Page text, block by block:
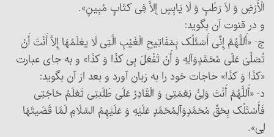
الْأَرْضِ وَ لاَ رَطْبٍ وَ لَا یَابِسٍ إِلاَّ فِی کتَابٍ مُبِینٍ».
و در قنوت آن بگوید:
ج- «أَللَّهُمَّ إِنِّی أَسْئَلُک بِمَفَاتِیحِ الْغَیْبِ الَّتِی لَا یعْلَمُهَا إِلاَّ أَنْتَ أَنْ
تُصَلِّیَ عَلَی مُحَمَّدٍوَآلِهِ وَ أَنْ تَفْعَلَ بِی کذَا وَ کذَا» و به ‌جای عبارت
«کذَا وَ کذَا» حاجات خود را به زبان آورد و بعد از آن بگوید:
د- «أَللَّهُمَّ أَنْتَ وَلِیُّ نِعْمَتِی وَ الْقَادِرُ عَلَی طَلَبَتِی تَعْلَمُ حَاجَتِی
فَأَسْئَلُک بِحَقِّ مُحَمَّدٍوَآلِ‎مُحَمَّدٍ عَلَیْهِ وَ عَلَیْهِمُ السَّلَامِ لَمَّا قَضَیتَهَا
لِی».